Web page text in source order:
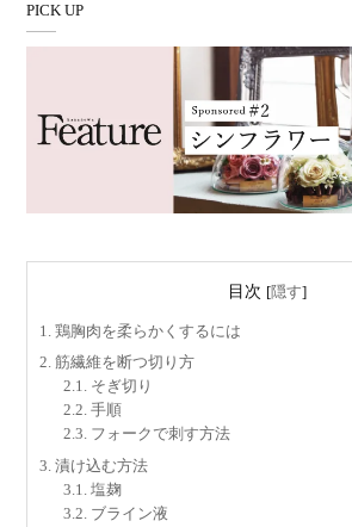
PICK UP
目次 [隠す]
1. 鶏胸肉を柔らかくするには
2. 筋繊維を断つ切り方
2.1.そぎ切り
2.2.手順
2.3.フォークで刺す方法
3. 漬け込む方法
3.1. 塩麹
3.2. ブライン液